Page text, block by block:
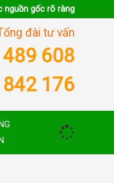
nguồn gốc rõ ràng
đài tư vấn
608
176